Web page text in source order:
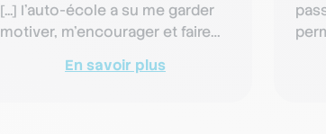
[...] I'auto-école a su me garder
motiver, m'encourager et faire
En savoir plus